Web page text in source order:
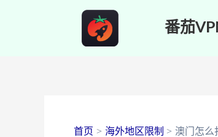
番茄
首页 海外地区限制 澳门怎么